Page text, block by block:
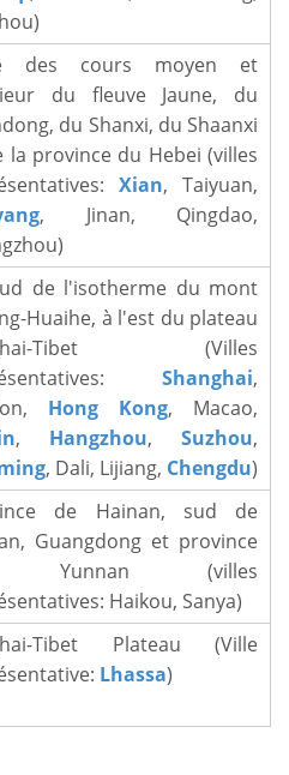
des cours moyen et
du fleuve Jaune, du
du Shanxi, du Shaanxi
la province du Hebei (villes
Xian, Taiyuan,
, Jinan, Qingdao,
de l'isotherme du mont
Huaihe, à l'est du plateau
Tibet (Villes
Shanghai,
Hong Kong, Macao,
, Hangzhou, Suzhou,
, Dali, Lijiang, Chengdu)
de Hainan, sud de
Guangdong et province
Yunnan (villes
Haikou, Sanya)
Tibet Plateau (Ville
Lhassa)